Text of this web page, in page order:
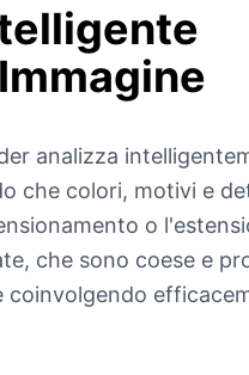
analizza
che colori, motivi e
o
che sono coese e
coinvolgendo